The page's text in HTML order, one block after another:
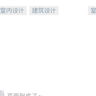
室内设计
建筑设计